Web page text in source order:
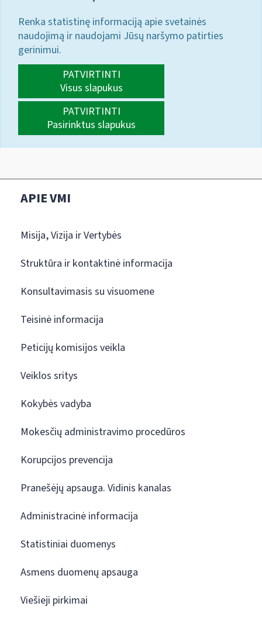
Renka statistinę informaciją apie svetainės
naudojimą ir naudojami Jūsų naršymo patirties
gerinimui.
PATVIRTINTI
Visus slapukus
PATVIRTINTI
Pasirinktus slapukus
APIE VMI
Misija, Vizija ir Vertybės
Struktūra ir kontaktinė informacija
Konsultavimasis su visuomene
Teisinė informacija
Peticijų komisijos veikla
Veiklos sritys
Kokybės vadyba
Mokesčių administravimo procedūros
Korupcijos prevencija
Pranešėjų apsauga. Vidinis kanalas
Administracinė informacija
Statistiniai duomenys
Asmens duomenų apsauga
Viešieji pirkimai